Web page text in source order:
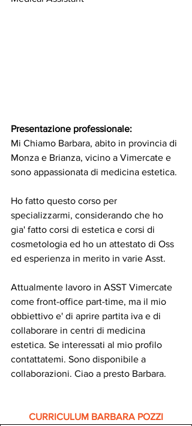
Presentazione professionale:
Mi Chiamo Barbara, abito in provincia di
Monza e Brianza, vicino a Vimercate e
sono appassionata di medicina estetica.
Ho fatto questo corso per
specializzarmi, considerando che ho
gia' fatto corsi di estetica e corsi di
cosmetologia ed ho un attestato di Oss
ed esperienza in merito in varie Asst.
Attualmente lavoro in ASST Vimercate
come front-office part-time, ma il mio
obbiettivo e' di aprire partita iva e di
collaborare in centri di medicina
estetica. Se interessati al mio profilo
contattatemi. Sono disponibile a
collaborazioni. Ciao a presto Barbara.
CURRICULUM BARBARA POZZI